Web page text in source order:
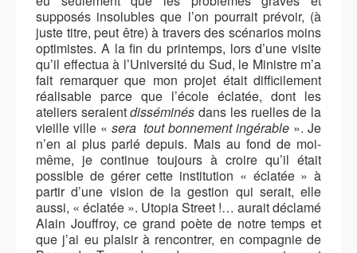
supposés insolubles que l’on pourrait prévoir, (à
juste titre, peut être) à travers des scénarios moins
optimistes. A la fin du printemps, lors d’une visite
qu’il effectua à l’Université du Sud, le Ministre m’a
fait remarquer que mon projet était difficilement
réalisable parce que l’école éclatée, dont les
ateliers seraientdisséminés dans les ruelles de la
vieille ville « sera tout bonnement ingérable ». Je
n’en ai plus parlé depuis. Mais au fond de moi-
même, je continue toujours à croire qu’il était
possible de gérer cette institution « éclatée » à
partir d’une vision de la gestion qui serait, elle
aussi, « éclatée ». Utopia Street !… aurait déclamé
Alain Jouffroy, ce grand poète de notre temps et
que j’ai eu plaisir à rencontrer, en compagnie de